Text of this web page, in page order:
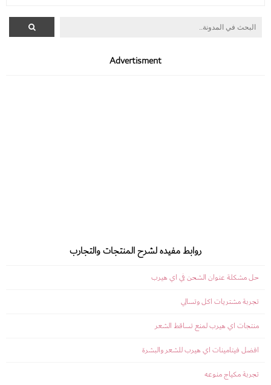
Advertisment
روابط مفيده لشرح المنتجات والتجارب
حل مشكلة عنوان الشحن في اي هيرب
تجربة مشتريات اكل وتسالي
منتجات اي هيرب لمنع تساقط الشعر
افضل فيتامينات اي هيرب للشعر والبشرة
تجربة مكياج منوعه